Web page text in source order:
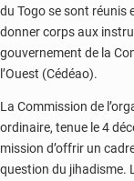
du Togo se sont réunis
donner corps aux
gouvernement de la
l’Ouest (Cédéao).
La Commission de
ordinaire, tenue le 4
mission d’offrir un
question du jihadisme.